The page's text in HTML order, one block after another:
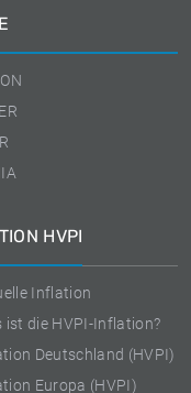
HVPI
Inflation
ist die HVPI-Inflation?
Deutschland (HVPI)
Europa (HVPI)